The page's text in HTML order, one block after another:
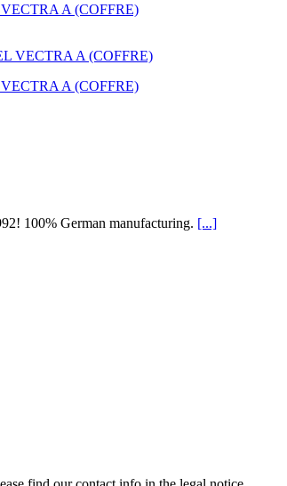
VECTRA A (COFFRE)
VECTRA A (COFFRE)
100% German manufacturing. [...]